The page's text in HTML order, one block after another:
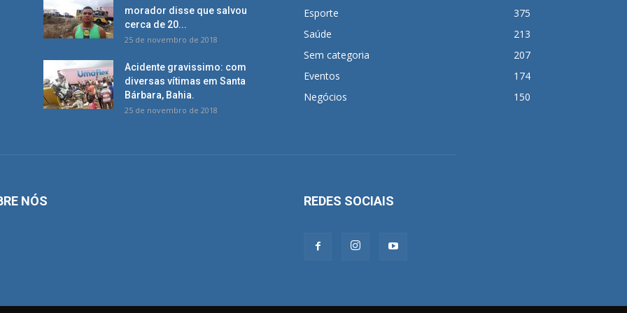
morador disse que salvou
cerca de 20...
25 de novembro de 2018
Acidente gravissimo: com
diversas vítimas em Santa
Bárbara, Bahia.
25 de novembro de 2018
Esporte
375
Saúde
213
Sem categoria
207
Eventos
174
Negócios
150
NÓS REDES SOCIAIS